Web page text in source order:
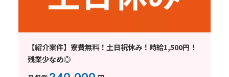
【紹介案件】寮費無料！土日祝休み！時給1,500円！
残業少なめ◎